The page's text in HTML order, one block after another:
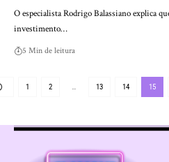
O especialista Rodrigo Balassiano explica
investimento…
5 Min de leitura
1 2 … 13 14 15